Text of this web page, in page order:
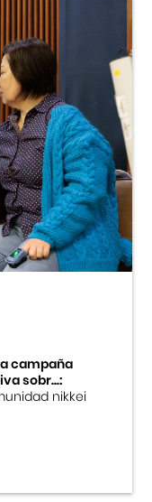
campaña
sobr...:
nikkei